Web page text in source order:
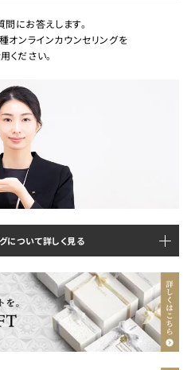
にお答えします。
オンラインカウンセリングを
ください。
について詳しく見る